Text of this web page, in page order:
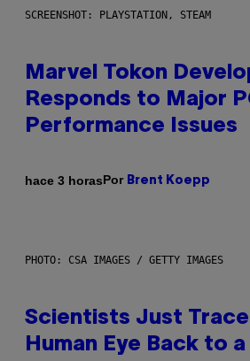
SCREENSHOT: PLAYSTATION, STEAM
Marvel Tokon
Responds to Major
Performance Issues
hace 3 horasPor Brent Koepp
PHOTO: CSA IMAGES / GETTY IMAGES
Scientists Just
Human Eye Back to